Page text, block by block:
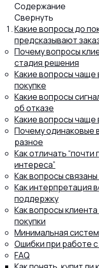
Каталог
Статьи
8 (800)
Содержание
Свернуть
Какие вопросы до
предсказывают
Почему вопросы
стадия решения
Какие вопросы чаще
покупке
Какие вопросы
об отказе
Какие вопросы чаще
Почему одинаковые
разное
Как отличать “почти
интереса”
Как вопросы
Как интерпретация
поддержку
Как вопросы
покупки
Минимальная
Ошибки при работе
FAQ